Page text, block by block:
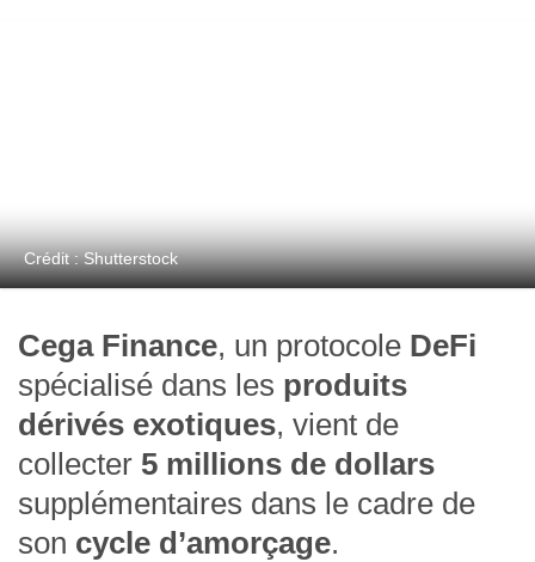
Crédit : Shutterstock
Cega Finance, un protocole DeFi
spécialisé dans les produits
dérivés exotiques, vient de
collecter 5 millions de dollars
supplémentaires dans le cadre de
son cycle d’amorçage.